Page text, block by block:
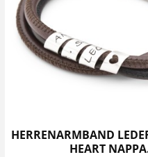
HERRENARMBAND
HEART